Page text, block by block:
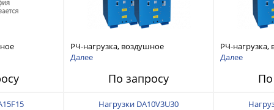
890 МГц 3-
РЧ-нагрузка, воздушное
охлаждение 15кВт 470-890 МГц 3-
Далее
По запросу
РЧ-нагрузка,
охлаждение
Далее
По
Нагрузки DA10V3U30